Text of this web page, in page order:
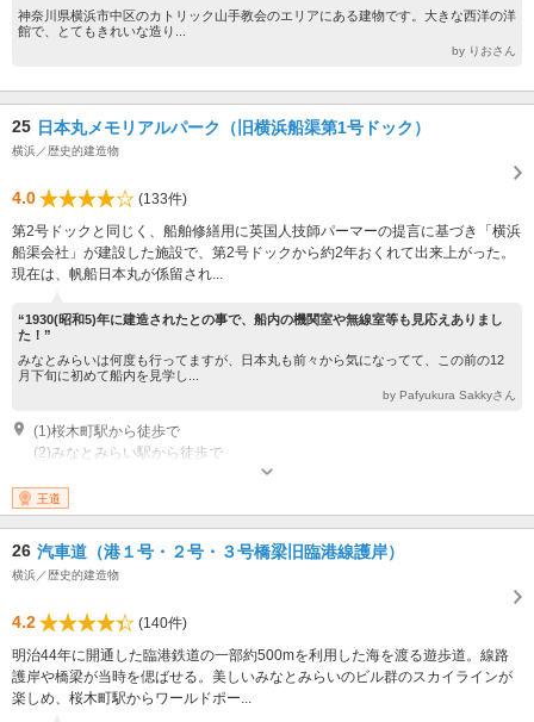
神奈川県横浜市中区のカトリック山手教会のエリアにある建物です。大きな西洋の洋
館で、とてもきれいな造り...
by りおさん
25 日本丸メモリアルパーク（旧横浜船渠第1号ドック）
横浜／歴史的建造物
4.0
(133件)
第2号ドックと同じく、船舶修繕用に英国人技師パーマーの提言に基づき「横浜
船渠会社」が建設した施設で、第2号ドックから約2年おくれて出来上がった。
現在は、帆船日本丸が係留され...
“1930(昭和5)年に建造されたとの事で、船内の機関室や無線室等も見応えありまし
た！”
みなとみらいは何度も行ってますが、日本丸も前々から気になってて、この前の12
月下旬に初めて船内を見学し...
by Pafyukura Sakkyさん
(1)桜木町駅から徒歩で
(2)みなとみらい駅から徒歩で
公開：１０：００～１７：００ 休業：月曜日（祝日の場合は翌日）、年末
その他臨時休館日 ※帆船日本丸と横浜みなと博物館の開館時間・休業日と
して
王道
26 汽車道（港１号・２号・３号橋梁旧臨港線護岸）
横浜／歴史的建造物
4.2
(140件)
明治44年に開通した臨港鉄道の一部約500mを利用した海を渡る遊歩道。線路
護岸や橋梁が当時を偲ばせる。美しいみなとみらいのビル群のスカイラインが
楽しめ、桜木町駅からワールドポー...